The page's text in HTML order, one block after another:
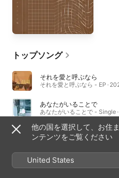
トップソング
それを愛と呼ぶなら
それを愛と呼ぶなら - EP ·
あなたがいることで
あなたがいることで - Single
プロローグ
オリオンブルー (Special
他の国を選択して、お住
ンテンツをご覧ください
United States